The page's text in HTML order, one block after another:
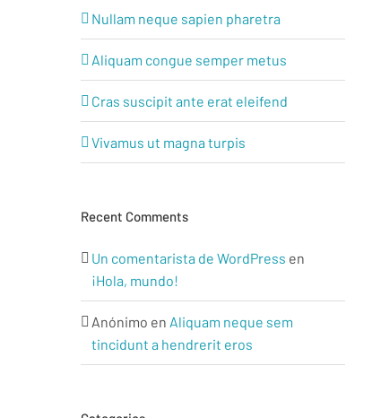
Nullam neque sapien pharetra
Aliquam congue semper metus
Cras suscipit ante erat eleifend
Vivamus ut magna turpis
Recent Comments
Un comentarista de WordPress en
¡Hola, mundo!
Anónimo en Aliquam neque sem
tincidunt a hendrerit eros